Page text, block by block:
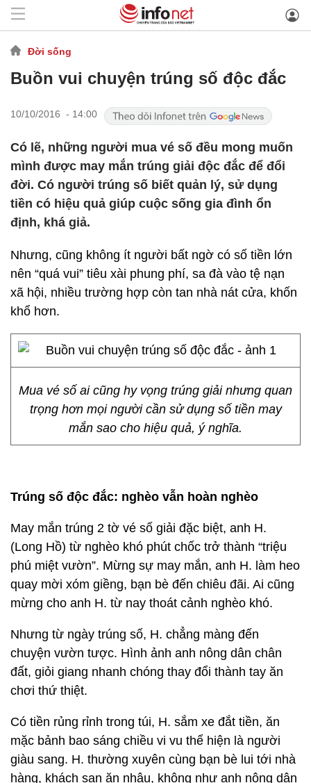
Đời sống
Buồn vui chuyện trúng số độc đắc
10/10/2016 - 14:00
Có lẽ, những người mua vé số đều mong muốn
mình được may mắn trúng giải độc đắc để đổi
đời. Có người trúng số biết quản lý, sử dụng
tiền có hiệu quả giúp cuộc sống gia đình ổn
định, khá giả.
Nhưng, cũng không ít người bất ngờ có số tiền lớn
nên “quá vui” tiêu xài phung phí, sa đà vào tệ nạn
xã hội, nhiều trường hợp còn tan nhà nát cửa, khốn
khổ hơn.
Mua vé số ai cũng hy vọng trúng giải nhưng quan
trọng hơn mọi người cần sử dụng số tiền may
mắn sao cho hiệu quả, ý nghĩa.
Trúng số độc đắc: nghèo vẫn hoàn nghèo
May mắn trúng 2 tờ vé số giải đặc biệt, anh H.
(Long Hồ) từ nghèo khó phút chốc trở thành “triệu
phú miệt vườn”. Mừng sự may mắn, anh H. làm heo
quay mời xóm giềng, bạn bè đến chiêu đãi. Ai cũng
mừng cho anh H. từ nay thoát cảnh nghèo khó.
Nhưng từ ngày trúng số, H. chẳng màng đến
chuyện vườn tược. Hình ảnh anh nông dân chân
đất, giỏi giang nhanh chóng thay đổi thành tay ăn
chơi thứ thiệt.
Có tiền rủng rỉnh trong túi, H. sắm xe đắt tiền, ăn
mặc bảnh bao sáng chiều vi vu thể hiện là người
giàu sang. H. thường xuyên cùng bạn bè lui tới nhà
hàng, khách sạn ăn nhậu, không như anh nông dân